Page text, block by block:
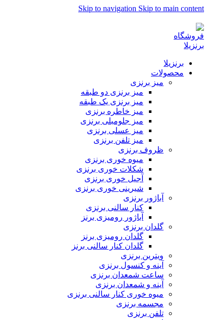
Skip to navigation Skip to main content
برنزیلا
محصولات
میز برنزی
میز برنزی دو طبقه
میز برنزی یک طبقه
میز خاطره برنزی
میز جلومبلی برنزی
میز عسلی برنزی
میز تلفن برنزی
ظروف برنزی
میوه خوری برنزی
شکلات خوری برنزی
آجیل خوری برنزی
شیرینی خوری برنزی
آباژور برنزی
کنار سالنی برنزی
آباژور رومیزی برنز
گلدان برنزی
گلدان رومیزی برنز
گلدان کنار سالنی برنز
ویترین برنزی
آینه و کنسول برنزی
ساعت شمعدان برنزی
آینه و شمعدان برنزی
میوه خوری کنار سالنی برنزی
مجسمه برنزی
تلفن برنزی